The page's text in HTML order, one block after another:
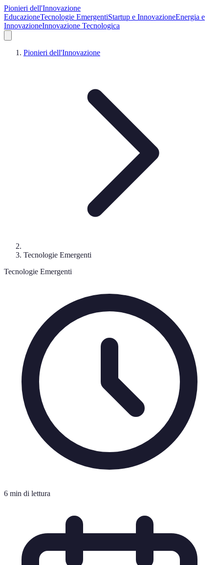
Pionieri dell'Innovazione
EducazioneTecnologie EmergentiStartup e InnovazioneEnergia e
InnovazioneInnovazione Tecnologica
Pionieri dell'Innovazione
Tecnologie Emergenti
Tecnologie Emergenti
6 min di lettura